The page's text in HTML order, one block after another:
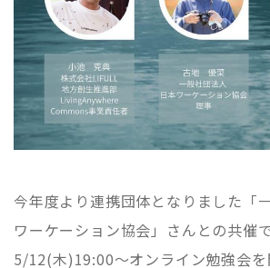
今年度より連携団体となりました「
ワーケーション協会」さんとの共催で
5/12(木)19:00〜オンライン勉強会を